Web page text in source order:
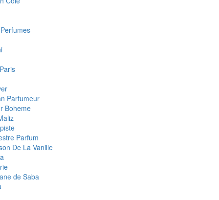
Parfumeur
Boheme
Parfum
De La Vanille
de Saba